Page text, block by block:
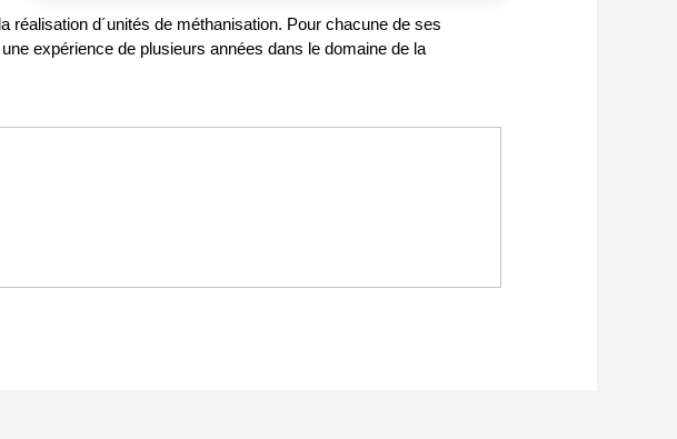
d´unités de méthanisation. Pour chacune de ses
expérience de plusieurs années dans le domaine de la